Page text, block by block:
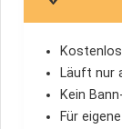
Läuft nur
Kein
Für